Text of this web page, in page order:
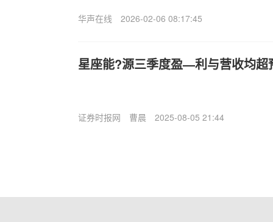
华声在线 2026-02-06 08:17:45
星座能?源三季度盈—利与营收均超
证券时报网 曹晨 2025-08-05 21:44